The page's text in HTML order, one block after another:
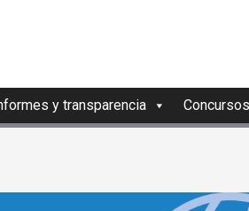
y transparencia